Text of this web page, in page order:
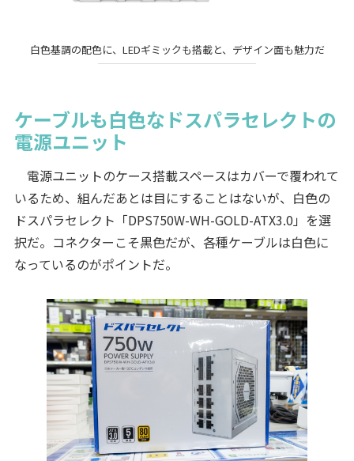
白色基調の配色に、LEDギミックも搭載と、デザイン面も魅力だ
ケーブルも白色なドスパラセレクトの
電源ユニット
電源ユニットのケース搭載スペースはカバーで覆われて
いるため、組んだあとは目にすることはないが、白色の
ドスパラセレクト「DPS750W-WH-GOLD-ATX3.0」を選
択だ。コネクターこそ黒色だが、各種ケーブルは白色に
なっているのがポイントだ。